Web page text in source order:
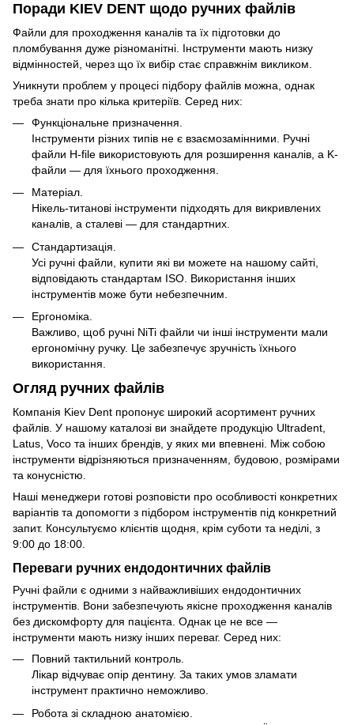
Поради KIEV DENT щодо ручних файлів
Файли для проходження каналів та їх підготовки до
пломбування дуже різноманітні. Інструменти мають низку
відмінностей, через що їх вибір стає справжнім викликом.
Уникнути проблем у процесі підбору файлів можна, однак
треба знати про кілька критеріїв. Серед них:
Функціональне призначення.
Інструменти різних типів не є взаємозамінними. Ручні
файли H-file використовують для розширення каналів, а K-
файли — для їхнього проходження.
Матеріал.
Нікель-титанові інструменти підходять для викривлених
каналів, а сталеві — для стандартних.
Стандартизація.
Усі ручні файли, купити які ви можете на нашому сайті,
відповідають стандартам ISO. Використання інших
інструментів може бути небезпечним.
Ергономіка.
Важливо, щоб ручні NiTi файли чи інші інструменти мали
ергономічну ручку. Це забезпечує зручність їхнього
використання.
Огляд ручних файлів
Компанія Kiev Dent пропонує широкий асортимент ручних
файлів. У нашому каталозі ви знайдете продукцію Ultradent,
Latus, Voco та інших брендів, у яких ми впевнені. Між собою
інструменти відрізняються призначенням, будовою, розмірами
та конусністю.
Наші менеджери готові розповісти про особливості конкретних
варіантів та допомогти з підбором інструментів під конкретний
запит. Консультуємо клієнтів щодня, крім суботи та неділі, з
9:00 до 18:00.
Переваги ручних ендодонтичних файлів
Ручні файли є одними з найважливіших ендодонтичних
інструментів. Вони забезпечують якісне проходження каналів
без дискомфорту для пацієнта. Однак це не все —
інструменти мають низку інших переваг. Серед них:
Повний тактильний контроль.
Лікар відчуває опір дентину. За таких умов зламати
інструмент практично неможливо.
Робота зі складною анатомією.